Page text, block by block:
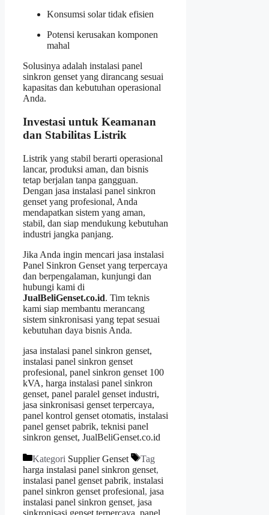
Konsumsi solar tidak efisien
Potensi kerusakan komponen
mahal
Solusinya adalah instalasi panel
sinkron genset yang dirancang sesuai
kapasitas dan kebutuhan operasional
Anda.
Investasi untuk Keamanan
dan Stabilitas Listrik
Listrik yang stabil berarti operasional
lancar, produksi aman, dan bisnis
tetap berjalan tanpa gangguan.
Dengan jasa instalasi panel sinkron
genset yang profesional, Anda
mendapatkan sistem yang aman,
stabil, dan siap mendukung kebutuhan
industri jangka panjang.
Jika Anda ingin mencari jasa instalasi
Panel Sinkron Genset yang terpercaya
dan berpengalaman, kunjungi dan
hubungi kami di
JualBeliGenset.co.id. Tim teknis
kami siap membantu merancang
sistem sinkronisasi yang tepat sesuai
kebutuhan daya bisnis Anda.
jasa instalasi panel sinkron genset,
instalasi panel sinkron genset
profesional, panel sinkron genset 100
kVA, harga instalasi panel sinkron
genset, panel paralel genset industri,
jasa sinkronisasi genset terpercaya,
panel kontrol genset otomatis, instalasi
panel genset pabrik, teknisi panel
sinkron genset, JualBeliGenset.co.id
Kategori Supplier Genset
Tag
harga instalasi panel sinkron genset,
instalasi panel genset pabrik, instalasi
panel sinkron genset profesional, jasa
instalasi panel sinkron genset, jasa
sinkronisasi genset terpercaya panel